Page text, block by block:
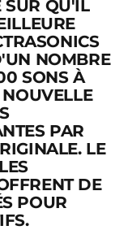
SÛR QU'IL
NOMBRE
SONS À
PAR
LE
DE
POUR